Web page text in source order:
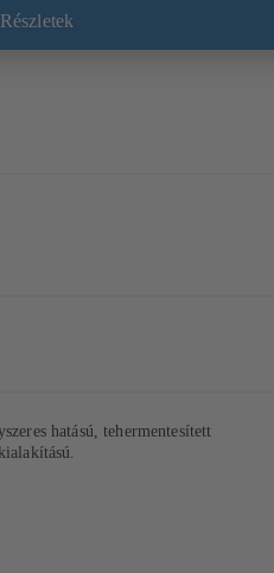
Részletek
hatású, tehermentesített